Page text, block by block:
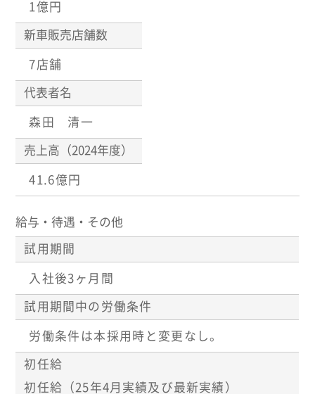
1億円
新車販売店舗数
7店舗
代表者名
森田 清一
売上高（2024年度）
41.6億円
給与・待遇・その他
試用期間
入社後3ヶ月間
試用期間中の労働条件
労働条件は本採用時と変更なし。
初任給
初任給（25年4月実績及び最新実績）